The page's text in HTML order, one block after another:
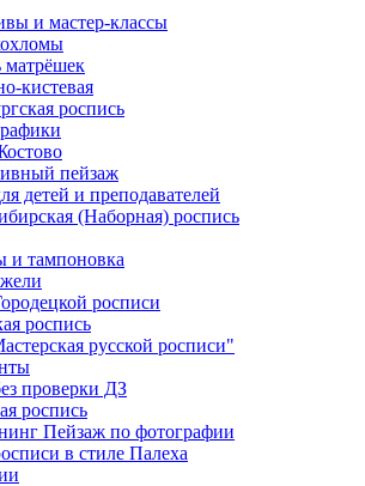
и мастер-классы
матрёшек
кистевая
роспись
пейзаж
детей и преподавателей
(Наборная) роспись
и тампоновка
росписи
роспись
русской росписи"
проверки ДЗ
роспись
Пейзаж по фотографии
в стиле Палеха